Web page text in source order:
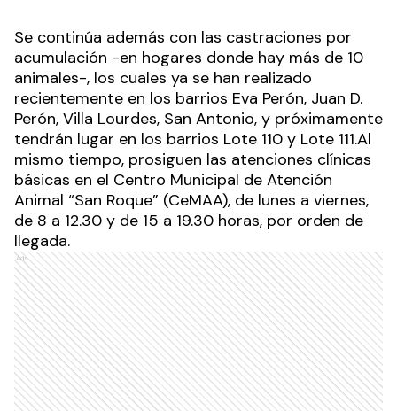
Se continúa además con las castraciones por
acumulación -en hogares donde hay más de 10
animales-, los cuales ya se han realizado
recientemente en los barrios Eva Perón, Juan D.
Perón, Villa Lourdes, San Antonio, y próximamente
tendrán lugar en los barrios Lote 110 y Lote 111.Al
mismo tiempo, prosiguen las atenciones clínicas
básicas en el Centro Municipal de Atención
Animal “San Roque” (CeMAA), de lunes a viernes,
de 8 a 12.30 y de 15 a 19.30 horas, por orden de
llegada.
Ads